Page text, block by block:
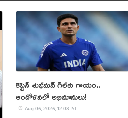
కెప్టెన్ శుభ్‌మన్ గిల్‌కు గాయం..
ఆందోళనలో అభిమానులు!
Aug 06, 2026, 12:08 IST